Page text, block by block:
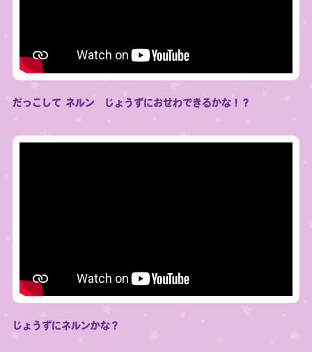
だっこして ネルン じょうずにおせわできるかな！？
じょうずにネルンかな？